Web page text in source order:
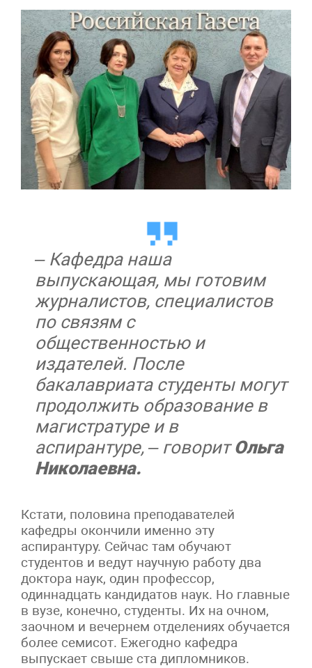
– Кафедра наша
выпускающая, мы готовим
журналистов, специалистов
по связям с
общественностью и
издателей. После
бакалавриата студенты могут
продолжить образование в
магистратуре и в
аспирантуре, – говоритОльга
Николаевна.
Кстати, половина преподавателей
кафедры окончили именно эту
аспирантуру. Сейчас там обучают
студентов и ведут научную работу два
доктора наук, один профессор,
одиннадцать кандидатов наук. Но главные
в вузе, конечно, студенты. Их на очном,
заочном и вечернем отделениях обучается
более семисот. Ежегодно кафедра
выпускает свыше ста дипломников.